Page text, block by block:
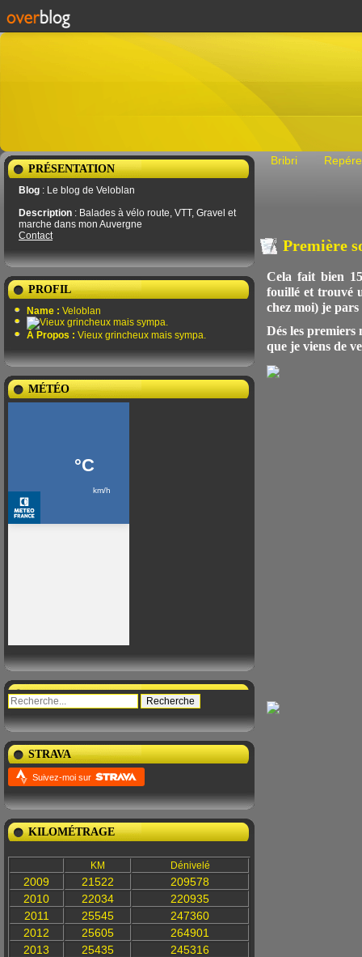
PRÉSENTATION
Blog : Le blog de Veloblan
Description : Balades à vélo route, VTT, Gravel et
marche dans mon Auvergne
Contact
PROFIL
Name : Veloblan
À Propos : Vieux grincheux mais sympa.
MÉTÉO
STRAVA
Suivez-moi sur
KILOMÉTRAGE
KM Dénivelé
2009 21522
209578
2010
22034
220935
2011
25545
247360
2012
25605
264901
2013
25435
245316
Bribri
Première
Cela fait bien
fouillé et trouvé
chez moi) je
Dés les premiers
que je viens de